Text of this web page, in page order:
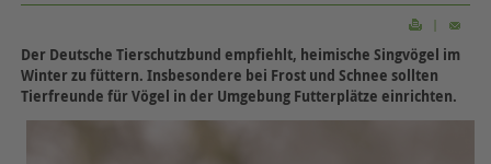
|
Der Deutsche Tierschutzbund empfiehlt, heimische Singvögel im
Winter zu füttern. Insbesondere bei Frost und Schnee sollten
Tierfreunde für Vögel in der Umgebung Futterplätze einrichten.